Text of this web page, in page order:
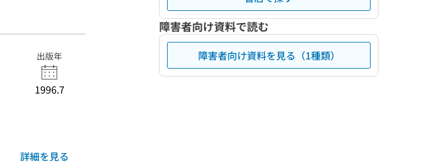
出版年
1996.7
詳細を見る
障害者向け資料で読む
障害者向け資料を見る（1種類）